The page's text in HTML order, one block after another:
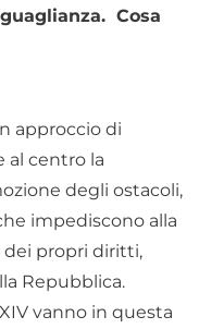
Cosa
approccio di
al centro la
degli ostacoli,
impediscono alla
propri diritti,
Repubblica.
vanno in questa